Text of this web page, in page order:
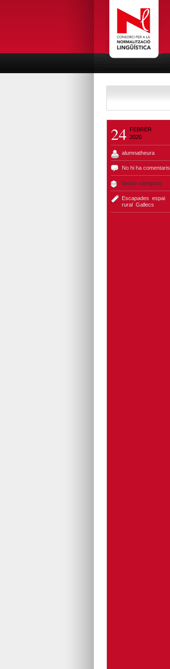
24
FEBRER
2020
alumnatheura
No hi ha comentaris
Sense categoria
Escapades espai
rural, Gallecs